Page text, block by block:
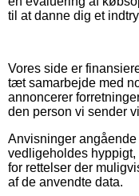
til at danne dig et
Vores side er
tæt samarbejde med
annoncerer
den person vi sender
Anvisninger
vedligeholdes
for rettelser der
af de anvendte data.